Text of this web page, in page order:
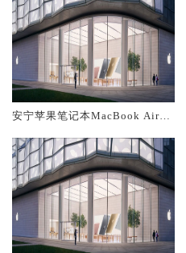
安宁苹果笔记本MacBook Air换